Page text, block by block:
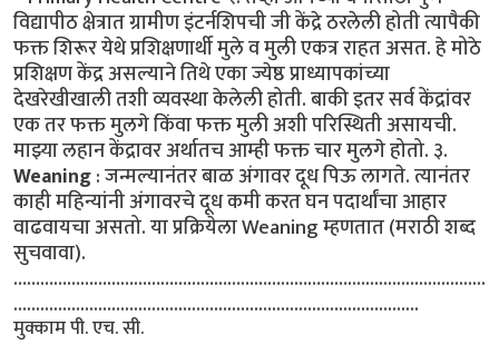
विद्यापीठ क्षेत्रात ग्रामीण इंटर्नशिपची जी केंद्रे ठरलेली होती त्यापैकी
फक्त शिरूर येथे प्रशिक्षणार्थी मुले व मुली एकत्र राहत असत. हे मोठे
प्रशिक्षण केंद्र असल्याने तिथे एका ज्येष्ठ प्राध्यापकांच्या
देखरेखीखाली तशी व्यवस्था केलेली होती. बाकी इतर सर्व केंद्रांवर
एक तर फक्त मुलगे किंवा फक्त मुली अशी परिस्थिती असायची.
माझ्या लहान केंद्रावर अर्थातच आम्ही फक्त चार मुलगे होतो. ३.
Weaning: जन्मल्यानंतर बाळ अंगावर दूध पिऊ लागते. त्यानंतर
काही महिन्यांनी अंगावरचे दूध कमी करत घन पदार्थांचा आहार
वाढवायचा असतो. या प्रक्रियेला Weaning म्हणतात (मराठी शब्द
सुचवावा).
…………………………………………………………………...............................
...........................................................................................
मुक्काम पी. एच. सी.